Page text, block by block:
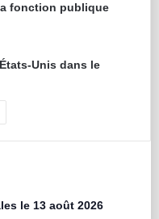
fonction publique
Unis dans le
le 13 août 2026